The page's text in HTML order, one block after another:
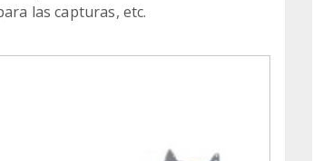
las capturas, etc.